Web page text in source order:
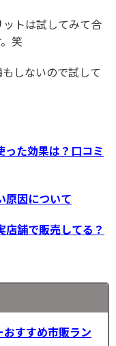
トは試してみて合
笑
しないので試して
た効果は？口コミ
原因について
舗で販売してる？
おすすめ市販ラン